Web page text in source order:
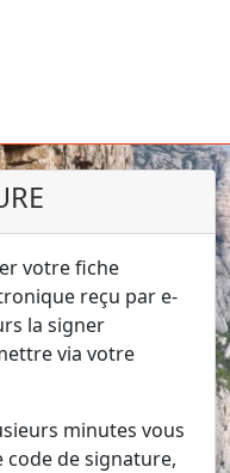
votre fiche
reçu par e-
la signer
via votre
minutes vous
de signature,